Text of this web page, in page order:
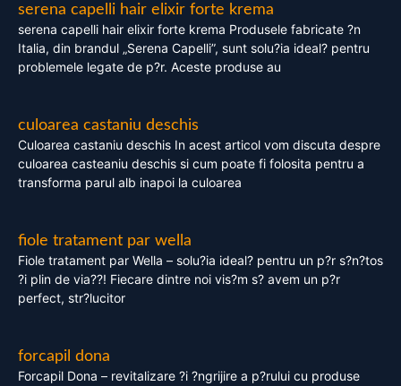
serena capelli hair elixir forte krema
serena capelli hair elixir forte krema Produsele fabricate ?n
Italia, din brandul „Serena Capelli”, sunt solu?ia ideal? pentru
problemele legate de p?r. Aceste produse au
culoarea castaniu deschis
Culoarea castaniu deschis In acest articol vom discuta despre
culoarea casteaniu deschis si cum poate fi folosita pentru a
transforma parul alb inapoi la culoarea
fiole tratament par wella
Fiole tratament par Wella – solu?ia ideal? pentru un p?r s?n?tos
?i plin de via??! Fiecare dintre noi vis?m s? avem un p?r
perfect, str?lucitor
forcapil dona
Forcapil Dona – revitalizare ?i ?ngrijire a p?rului cu produse